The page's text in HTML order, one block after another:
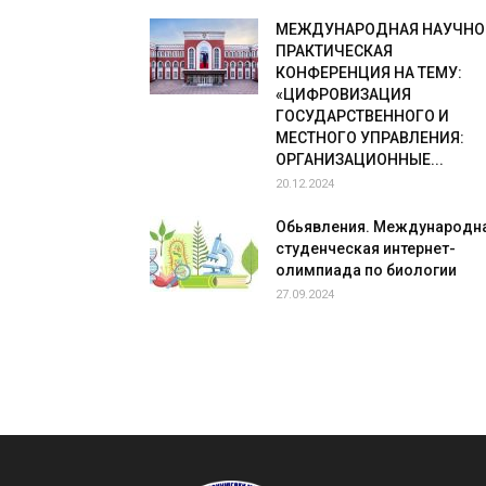
МЕЖДУНАРОДНАЯ
ПРАКТИЧЕСКАЯ
КОНФЕРЕНЦИЯ НА ТЕМУ:
«ЦИФРОВИЗАЦИЯ
ГОСУДАРСТВЕННОГО И
МЕСТНОГО УПРАВЛЕНИЯ:
ОРГАНИЗАЦИОННЫЕ...
20.12.2024
Обьявления.
студенческая интернет-
олимпиада по биологии
27.09.2024